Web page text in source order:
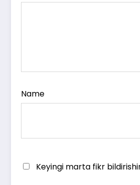
Name
Keyingi marta fikr